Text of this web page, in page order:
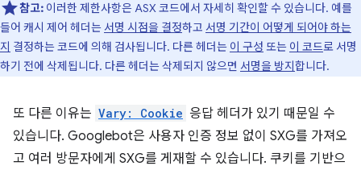
참고: 이러한 제한사항은 ASX 코드에서 자세히 확인할 수 있습니다. 예를
들어 캐시 제어 헤더는 서명 시점을 결정하고 서명 기간이 어떻게 되어야 하는
지 결정하는 코드에 의해 검사됩니다. 다른 헤더는 이 구성 또는 이 코드로 서명
하기 전에 삭제됩니다. 다른 헤더는 삭제되지 않으면 서명을 방지합니다.
또 다른 이유는 Vary: Cookie 응답 헤더가 있기 때문일 수
있습니다. Googlebot은 사용자 인증 정보 없이 SXG를 가져오
고 여러 방문자에게 SXG를 게재할 수 있습니다. 쿠키를 기반으